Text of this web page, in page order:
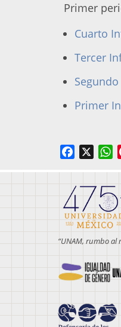
Primer
Cuarto
Tercer
Primer
Facebook
“UNAM, rumbo al